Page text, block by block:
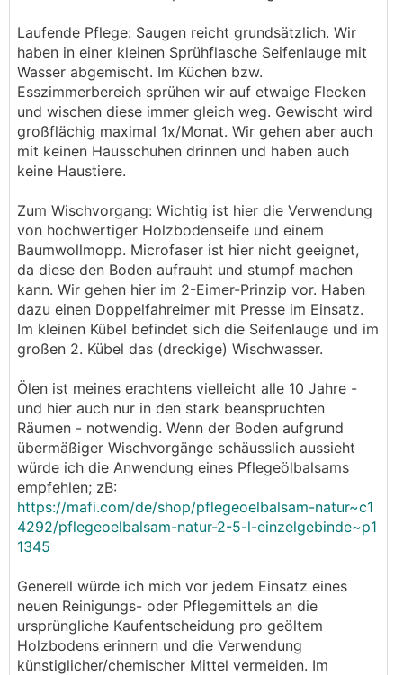
Laufende Pflege: Saugen reicht grundsätzlich. Wir
haben in einer kleinen Sprühflasche Seifenlauge mit
Wasser abgemischt. Im Küchen bzw.
Esszimmerbereich sprühen wir auf etwaige Flecken
und wischen diese immer gleich weg. Gewischt wird
großflächig maximal 1x/Monat. Wir gehen aber auch
mit keinen Hausschuhen drinnen und haben auch
keine Haustiere.
Zum Wischvorgang: Wichtig ist hier die Verwendung
von hochwertiger Holzbodenseife und einem
Baumwollmopp. Microfaser ist hier nicht geeignet,
da diese den Boden aufrauht und stumpf machen
kann. Wir gehen hier im 2-Eimer-Prinzip vor. Haben
dazu einen Doppelfahreimer mit Presse im Einsatz.
Im kleinen Kübel befindet sich die Seifenlauge und im
großen 2. Kübel das (dreckige) Wischwasser.
Ölen ist meines erachtens vielleicht alle 10 Jahre -
und hier auch nur in den stark beanspruchten
Räumen - notwendig. Wenn der Boden aufgrund
übermäßiger Wischvorgänge schäusslich aussieht
würde ich die Anwendung eines Pflegeölbalsams
empfehlen; zB:
https://mafi.com/de/shop/pflegeoelbalsam-natur~c1
4292/pflegeoelbalsam-natur-2-5-l-einzelgebinde~p1
1345
Generell würde ich mich vor jedem Einsatz eines
neuen Reinigungs- oder Pflegemittels an die
ursprüngliche Kaufentscheidung pro geöltem
Holzbodens erinnern und die Verwendung
künstiglicher/chemischer Mittel vermeiden. Im